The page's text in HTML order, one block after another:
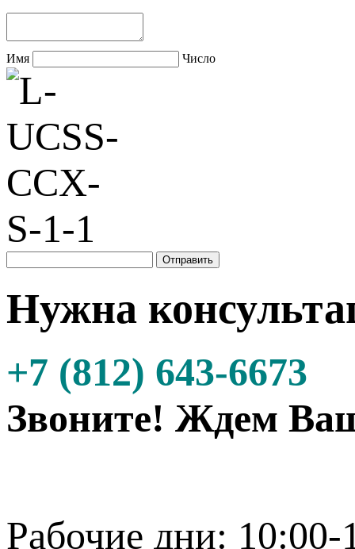
Имя Число
Нужна
+7 (812) 643-6673
Звоните! Ждем
Рабочие дни: 10:00-